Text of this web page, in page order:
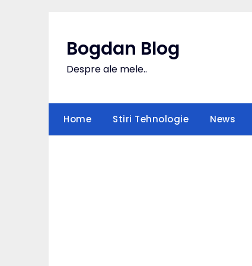
Bogdan Blog
Despre ale mele..
Home Stiri Tehnologie News